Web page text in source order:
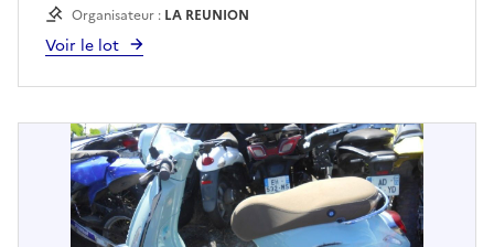
Organisateur : LA REUNION
Voir le lot